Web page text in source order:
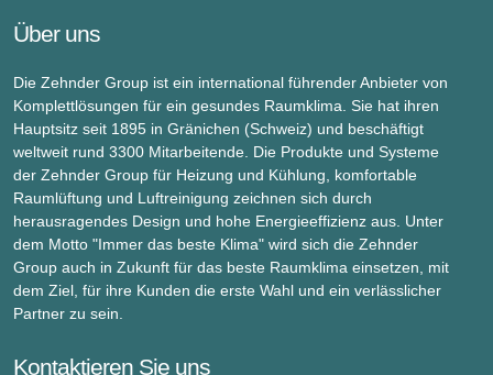
Über uns
Die Zehnder Group ist ein international führender Anbieter von
Komplettlösungen für ein gesundes Raumklima. Sie hat ihren
Hauptsitz seit 1895 in Gränichen (Schweiz) und beschäftigt
weltweit rund 3300 Mitarbeitende. Die Produkte und Systeme
der Zehnder Group für Heizung und Kühlung, komfortable
Raumlüftung und Luftreinigung zeichnen sich durch
herausragendes Design und hohe Energieeffizienz aus. Unter
dem Motto "Immer das beste Klima" wird sich die Zehnder
Group auch in Zukunft für das beste Raumklima einsetzen, mit
dem Ziel, für ihre Kunden die erste Wahl und ein verlässlicher
Partner zu sein.
Kontaktieren Sie uns